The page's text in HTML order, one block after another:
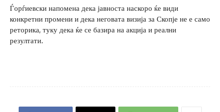
Ѓорѓиевски напомена дека јавноста наскоро ќе види
конкретни промени и дека неговата визија за Скопје не е само
реторика, туку дека ќе се базира на акција и реални
резултати.